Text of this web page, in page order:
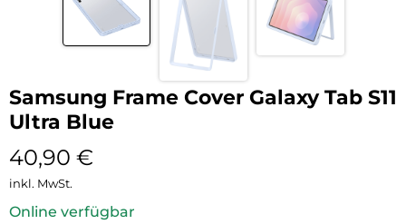
Samsung Frame Cover Galaxy Tab S11
Ultra Blue
40,90 €
inkl. MwSt.
Online verfügbar